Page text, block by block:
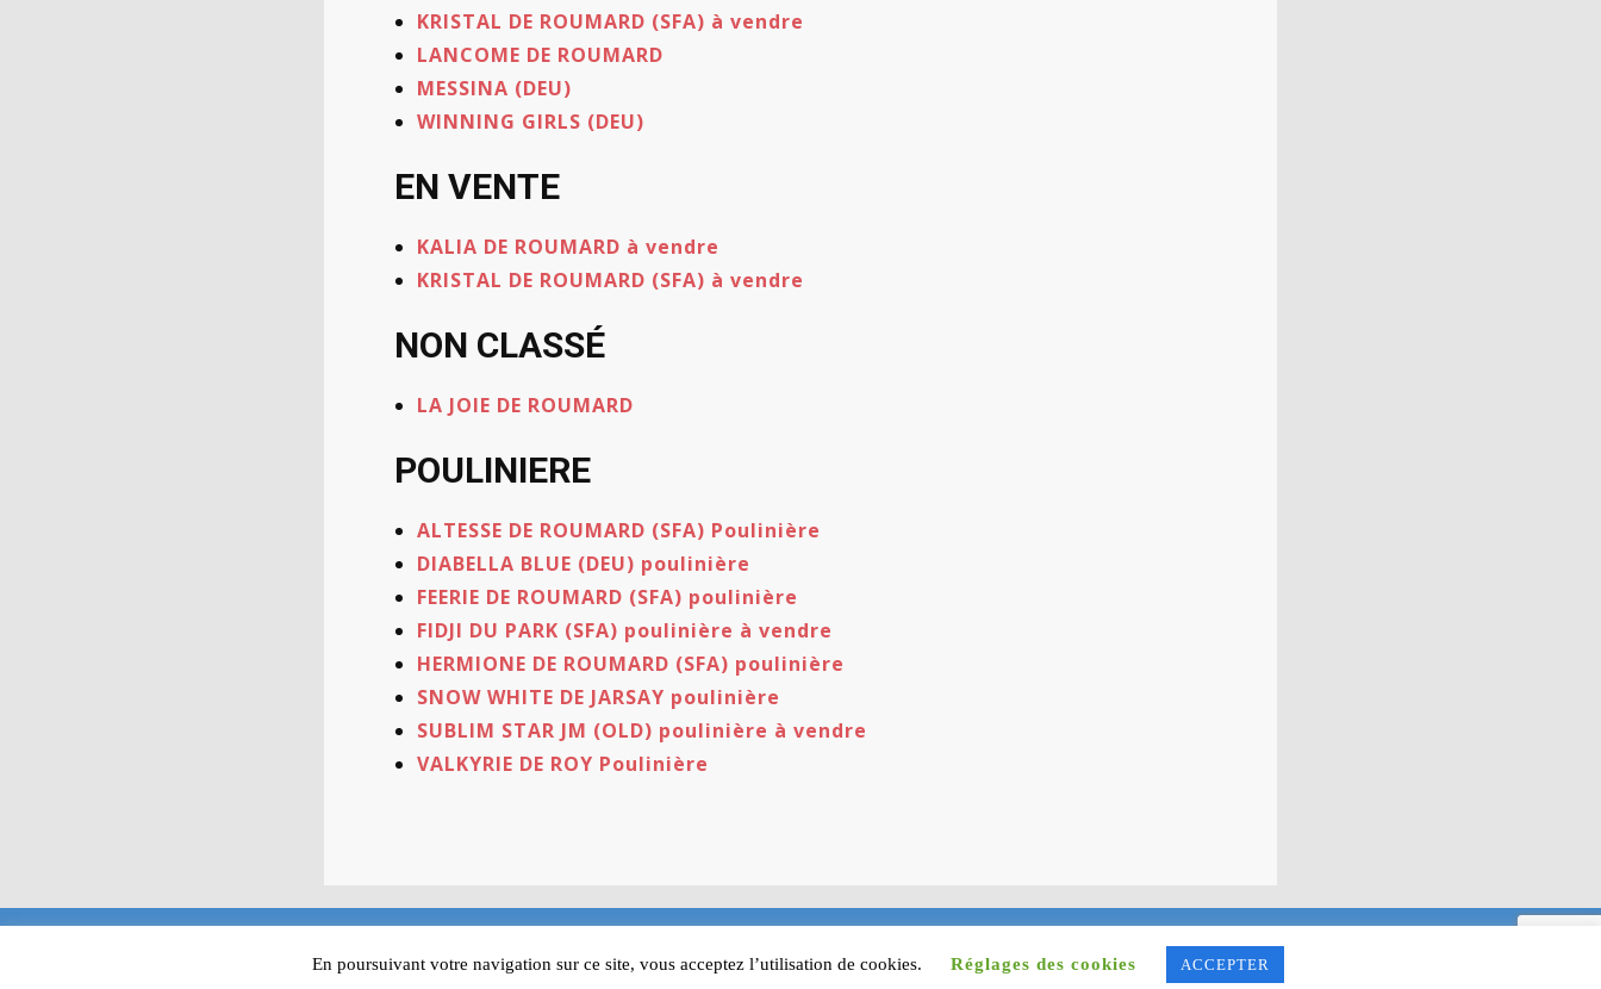
KRISTAL DE ROUMARD (SFA) à vendre
LANCOME DE ROUMARD
MESSINA (DEU)
WINNING GIRLS (DEU)
EN VENTE
KALIA DE ROUMARD à vendre
KRISTAL DE ROUMARD (SFA) à vendre
NON CLASSÉ
LA JOIE DE ROUMARD
POULINIERE
ALTESSE DE ROUMARD (SFA) Poulinière
DIABELLA BLUE (DEU) poulinière
FEERIE DE ROUMARD (SFA) poulinière
FIDJI DU PARK (SFA) poulinière à vendre
HERMIONE DE ROUMARD (SFA) poulinière
SNOW WHITE DE JARSAY poulinière
SUBLIM STAR JM (OLD) poulinière à vendre
VALKYRIE DE ROY Poulinière
SARL ALEIJO - 12 Impasse Bernard Lyot - le Pyamide - 85000 La Roche sur Yon - Jean-Maurice GILBERT - Tél : 06.08.24.99.92
Mentions légales et protection des données privées-Plan du site-Nous contacter
En poursuivant votre navigation sur ce site, vous acceptez l’utilisation de cookies. Réglages des cookies ACCEPTER